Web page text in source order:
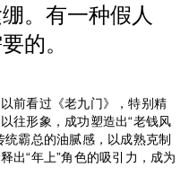
。有一种假人
的。
前看过《老九门》，特别精
往形象，成功塑造出“老钱风
霸总的油腻感，以成熟克制
出“年上”角色的吸引力，成为